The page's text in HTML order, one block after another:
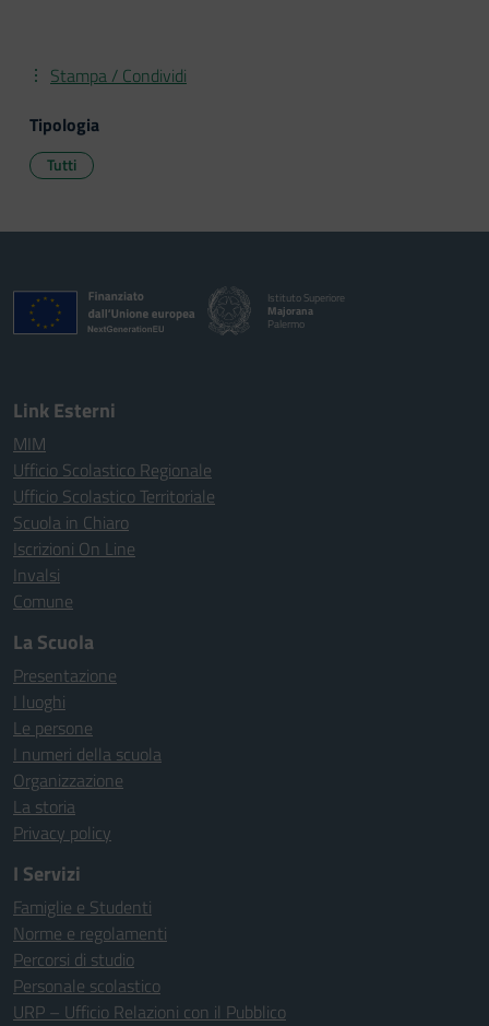
Stampa / Condividi
Tipologia
Tutti
Istituto Superiore
Majorana
Palermo
Link Esterni
MIM
Ufficio Scolastico Regionale
Ufficio Scolastico Territoriale
Scuola in Chiaro
Iscrizioni On Line
Invalsi
Comune
La Scuola
Presentazione
I luoghi
Le persone
I numeri della scuola
Organizzazione
La storia
Privacy policy
I Servizi
Famiglie e Studenti
Norme e regolamenti
Percorsi di studio
Personale scolastico
URP – Ufficio Relazioni con il Pubblico